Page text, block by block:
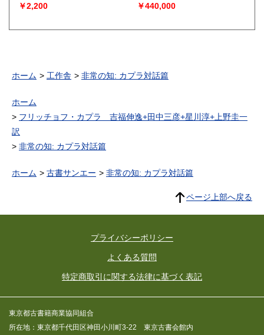
￥2,200
￥440,000
ホーム 工作舎 非常の知: カプラ対話篇
ホーム
フリッチョフ・カプラ 吉福伸逸+田中三彦+星川淳+上野圭一
訳
非常の知: カプラ対話篇
ホーム 古書サンエー 非常の知: カプラ対話篇
ページ上部へ戻る
プライバシーポリシー
よくある質問
特定商取引に関する法律に基づく表記
東京都古書籍商業協同組合
所在地：東京都千代田区神田小川町3-22 東京古書会館内